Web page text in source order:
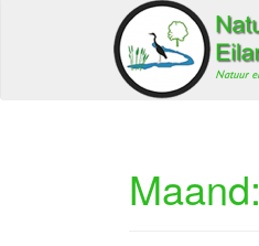
Maand: